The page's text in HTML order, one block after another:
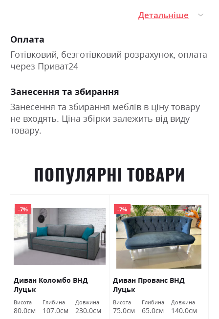
Детальніше
Оплата
Готівковий, безготівковий розрахунок, оплата
через Приват24
Занесення та збирання
Занесення та збирання меблів в ціну товару
не входять. Ціна збірки залежить від виду
товару.
ПОПУЛЯРНІ ТОВАРИ
-7%
Диван Коломбо ВНД
Луцьк
Висота
80.0см
Глибина
107.0см
Довжина
230.0см
-7%
Диван Прованс ВНД
Луцьк
Висота
75.0см
Глибина
65.0см
Довжина
140.0см